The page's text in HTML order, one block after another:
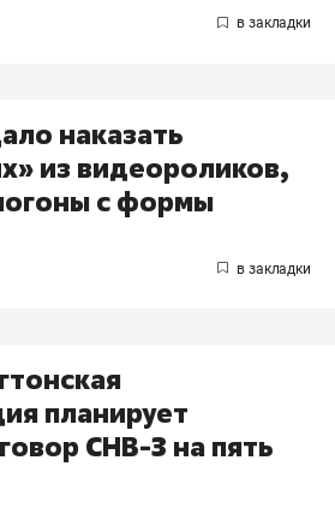
наказать
из видеороликов,
с формы
планирует
СНВ-3 на пять